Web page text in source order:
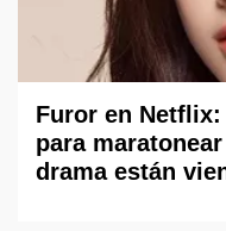
Furor en Netflix:
para
drama están